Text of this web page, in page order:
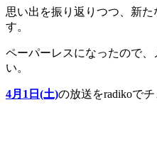
思い出を振り返りつつ、新
す。
ペーパーレスになったので
い。
4月1日(土)の放送をradikoでチ